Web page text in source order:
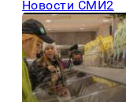
Новости СМИ2